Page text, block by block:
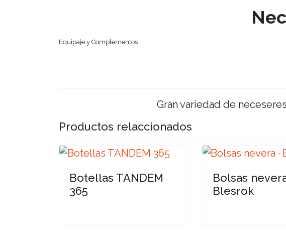
Equipaje y Complementos
Gran variedad de
Productos relaccionados
Botellas TANDEM
365
Bolsas nevera
Blesrok